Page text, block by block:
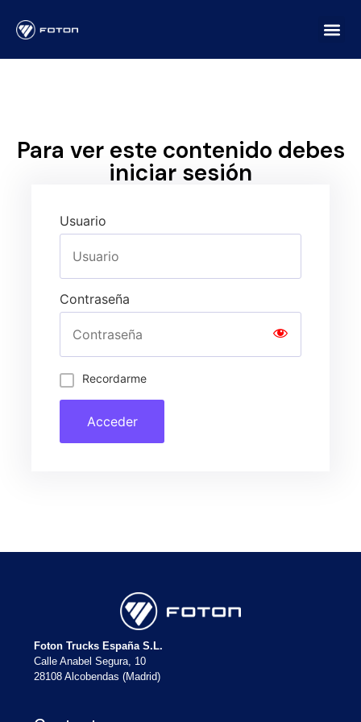
Para ver este contenido debes
iniciar sesión
Usuario
Contraseña
Recordarme
Acceder
Foton Trucks España S.L.
Calle Anabel Segura, 10
28108 Alcobendas (Madrid)